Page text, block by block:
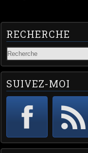
RECHERCHE
SUIVEZ-MOI